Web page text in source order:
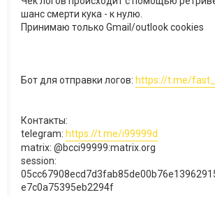
шанс смерти кука - к нулю.
Принимаю только Gmail/outlook cookies​
Бот для отправки логов: https://t.me/
Контакты:
telegram: https://t.me/i99999d
matrix: @bcci99999:matrix.org
session:
e7c0a75395eb2294f​